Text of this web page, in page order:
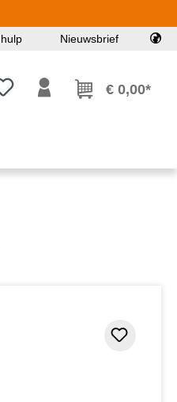
Nieuwsbrief
Je hebt 0 items op je€ 0,00*